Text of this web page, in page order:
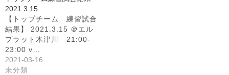
2021.3.15
【トップチーム 練習試合
結果】 2021.3.15 ＠エル
プラット木津川 21:00-
23:00 v…
2021-03-16
未分類